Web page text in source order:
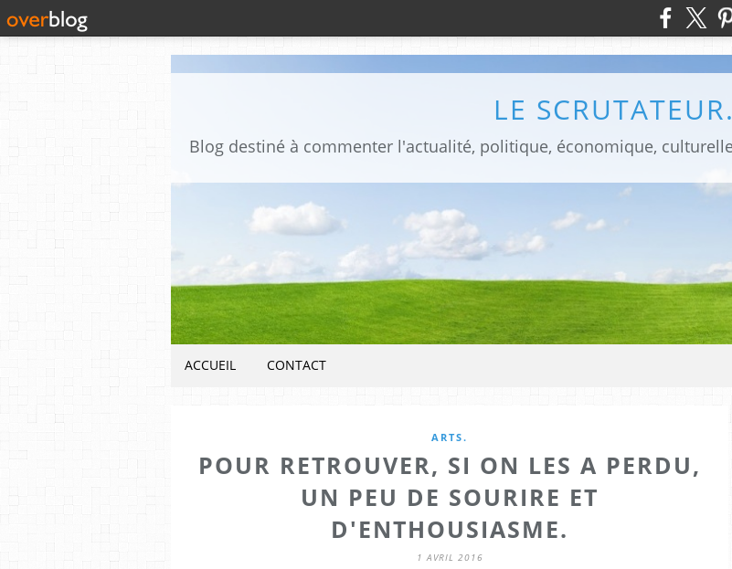
LE SCRUTATEUR.
ACCUEIL CONTACT
ARTS.
POUR RETROUVER, SI ON LES A PERDU,
UN PEU DE SOURIRE ET
D'ENTHOUSIASME.
1 AVRIL 2016